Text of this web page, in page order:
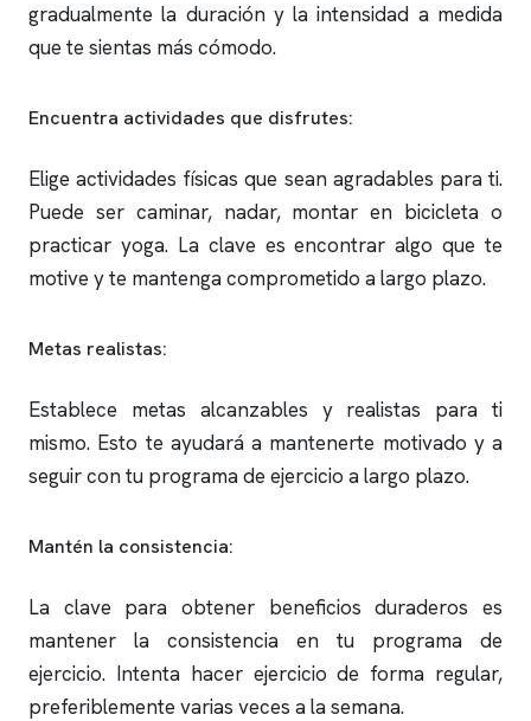
gradualmente la duración y la intensidad a medida
que te sientas más cómodo.
Encuentra actividades que disfrutes:
Elige actividades físicas que sean agradables para ti.
Puede ser caminar, nadar, montar en bicicleta o
practicar yoga. La clave es encontrar algo que te
motive y te mantenga comprometido a largo plazo.
Metas realistas:
Establece metas alcanzables y realistas para ti
mismo. Esto te ayudará a mantenerte motivado y a
seguir con tu programa de ejercicio a largo plazo.
Mantén la consistencia:
La clave para obtener beneficios duraderos es
mantener la consistencia en tu programa de
ejercicio. Intenta hacer ejercicio de forma regular,
preferiblemente varias veces a la semana.